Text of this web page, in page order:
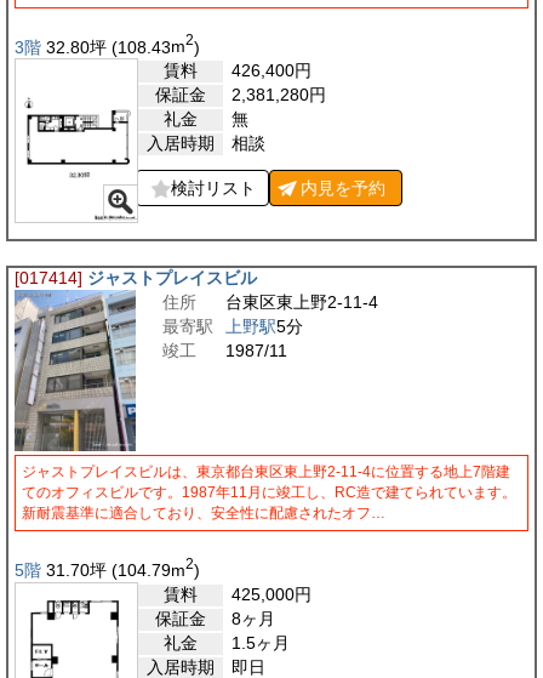
3階 32.80坪 (108.43m2)
賃料
426,400円
保証金
2,381,280円
礼金
無
入居時期
相談
検討リスト 内見を予約
[017414] ジャストプレイスビル
住所
台東区東上野2-11-4
最寄駅
上野駅5分
竣工
1987/11
ジャストプレイスビルは、東京都台東区東上野2-11-4に位置する地上7階建
てのオフィスビルです。1987年11月に竣工し、RC造で建てられています。
新耐震基準に適合しており、安全性に配慮されたオフ…
5階 31.70坪 (104.79m2)
賃料
425,000円
保証金
8ヶ月
礼金
1.5ヶ月
入居時期
即日